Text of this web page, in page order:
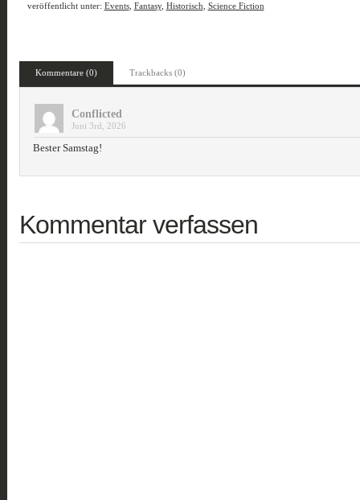
veröffentlicht unter: Events, Fantasy, Historisch Science Fiction
Kommentare (0) Trackbacks (0)
Conflicted
Juni 3rd, 2026
Bester Samstag!
Kommentar verfassen